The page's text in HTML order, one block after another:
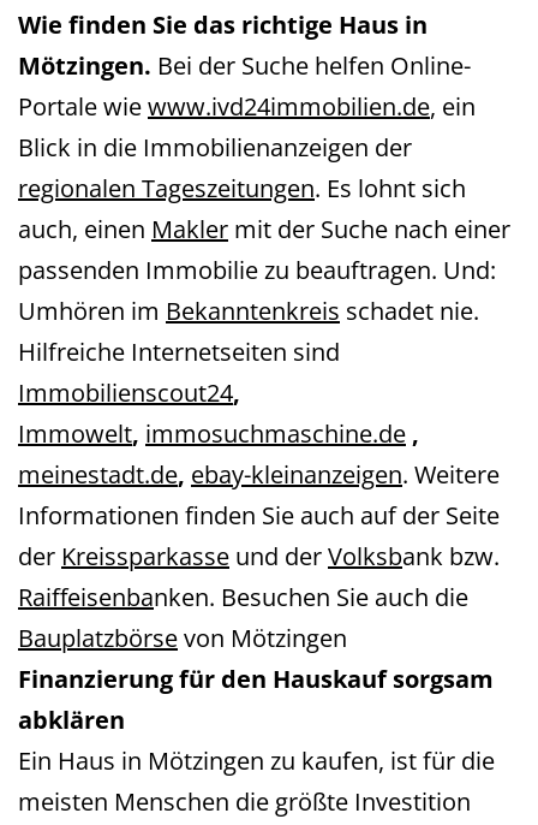
Wie finden Sie das richtige Haus in
Mötzingen. Bei der Suche helfen Online-
Portale wiewww.ivd24immobilien.de, ein
Blick in die Immobilienanzeigen der
regionalen Tageszeitungen. Es lohnt sich
auch, einen Makler mit der Suche nach einer
passenden Immobilie zu beauftragen. Und:
Umhören im Bekanntenkreis schadet nie.
Hilfreiche Internetseiten sind
Immobilienscout24,
Immowelt, immosuchmaschine.de ,
meinestadt.de, ebay-kleinanzeigen. Weitere
Informationen finden Sie auch auf der Seite
der Kreissparkasse und derVolksbank bzw.
Raiffeisenbanken. Besuchen Sie auch die
Bauplatzbörsevon Mötzingen
Finanzierung für den Hauskauf sorgsam
abklären
Ein Haus in Mötzingen zu kaufen, ist für die
meisten Menschen die größte Investition